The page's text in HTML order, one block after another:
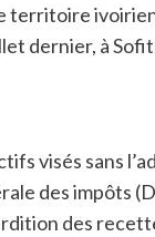
dernier, à
visés sans
des impôts
des